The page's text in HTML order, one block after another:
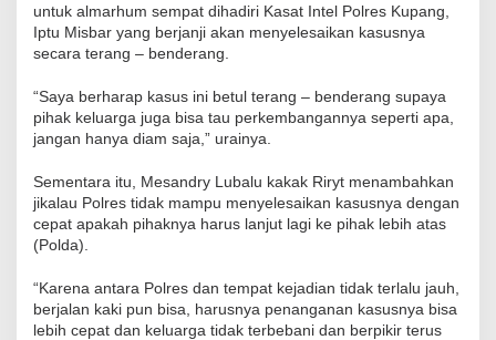
untuk almarhum sempat dihadiri Kasat Intel Polres Kupang,
Iptu Misbar yang berjanji akan menyelesaikan kasusnya
secara terang – benderang.
“Saya berharap kasus ini betul terang – benderang supaya
pihak keluarga juga bisa tau perkembangannya seperti apa,
jangan hanya diam saja,” urainya.
Sementara itu, Mesandry Lubalu kakak Riryt menambahkan
jikalau Polres tidak mampu menyelesaikan kasusnya dengan
cepat apakah pihaknya harus lanjut lagi ke pihak lebih atas
(Polda).
“Karena antara Polres dan tempat kejadian tidak terlalu jauh,
berjalan kaki pun bisa, harusnya penanganan kasusnya bisa
lebih cepat dan keluarga tidak terbebani dan berpikir terus